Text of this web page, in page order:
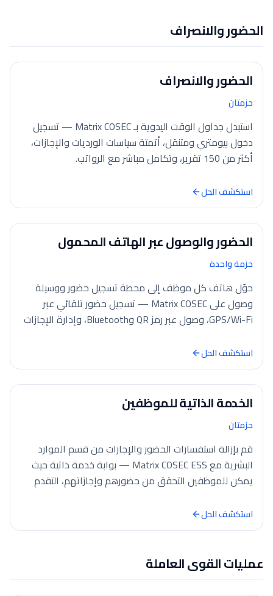
الحضور والانصراف
الحضور والانصراف
حزمتان
استبدل جداول الوقت اليدوية بـ Matrix COSEC — تسجيل
دخول بيومتري ومتنقل، أتمتة سياسات الورديات والإجازات،
أكثر من 150 تقرير، وتكامل مباشر مع الرواتب.
استكشف الحل
الحضور والوصول عبر الهاتف المحمول
حزمة واحدة
حوّل هاتف كل موظف إلى محطة تسجيل حضور ووسيلة
وصول على Matrix COSEC — تسجيل حضور تلقائي عبر
GPS/Wi-Fi، وصول عبر رمز QR وBluetooth، وإدارة الإجازات
استكشف الحل
الخدمة الذاتية للموظفين
حزمتان
قم بإزالة استفسارات الحضور والإجازات من قسم الموارد
البشرية مع Matrix COSEC ESS — بوابة خدمة ذاتية حيث
يمكن للموظفين التحقق من حضورهم وإجازاتهم، التقدم
Fi/GPS، وتحديث ملفاتهم الشخصية، بينما يقوم المدراء
بالموافقة من لوحة التحكم.
استكشف الحل
عمليات القوى العاملة